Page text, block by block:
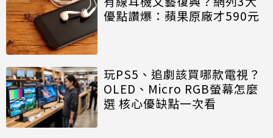
優點讚爆：蘋果原廠才590元
玩PS5、追劇該買哪款電視？
OLED、Micro RGB螢幕怎麼
選 核心優缺點一次看